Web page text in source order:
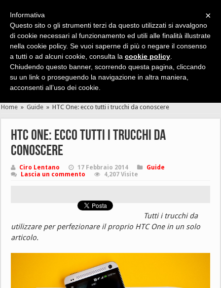
Cerca velocemente news, recensioni, guide, app, giochi ...
Home » Guide » HTC One: ecco tutti i trucchi da conoscere
HTC One: ecco tutti i trucchi da
conoscere
Ciro Lentano 17 Febbraio 2014
Guide
Lascia un commento
4,207 Visite
Tutti i trucchi da
utilizzare per perfezionare il proprio HTC One in un solo
articolo.
×
Informativa
Questo sito o gli strumenti terzi da questo utilizzati si avvalgono
di cookie necessari al funzionamento ed utili alle finalità illustrate
nella cookie policy. Se vuoi saperne di più o negare il consenso
a tutti o ad alcuni cookie, consulta la cookie policy
Chiudendo questo banner, scorrendo questa pagina, cliccando
su un link o proseguendo la navigazione in altra maniera,
acconsenti all’uso dei cookie.